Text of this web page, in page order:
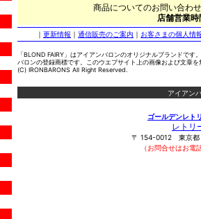
商品についてのお問い合わ
店舗営業時
｜ 更新情報 ｜ 通信販売のご案内 ｜ お客さまの個人情
「BLOND FAIRY」はアイアンバロンのオリジナルブランドで
バロンの登録商標です。このウエブサイト上の画像および文章
(C) IRONBARONS All Right Reserved.
アイアン
ゴールデンレト
レトリ
〒 154-0012 東京都
（お問合せはお